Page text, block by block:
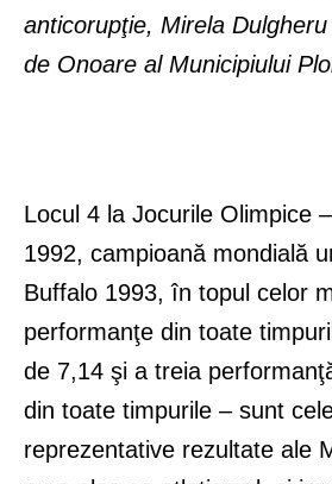
anticorupţie, Mirela
de Onoare al Municipiului
Locul 4 la Jocurile Olimpice
1992, campioană mondială
Buffalo 1993, în topul celor
performanţe din toate
de 7,14 şi a treia
din toate timpurile – sunt
reprezentative rezultate ale